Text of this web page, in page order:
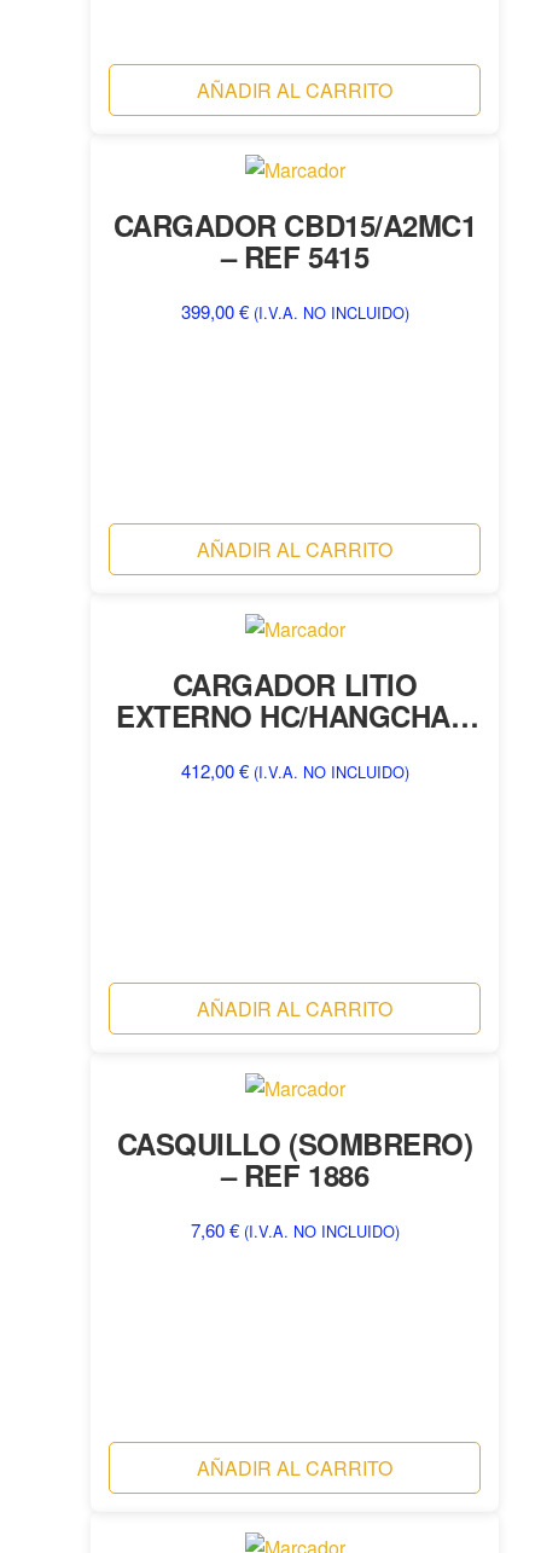
AÑADIR AL CARRITO
CARGADOR CBD15/A2MC1
– REF 5415
399,00€ (I.V.A. NO INCLUIDO)
AÑADIR AL CARRITO
CARGADOR LITIO
EXTERNO HC/HANGCHA –
412,00€ (I.V.A. NO INCLUIDO)
AÑADIR AL CARRITO
CASQUILLO (SOMBRERO)
– REF 1886
7,60€ (I.V.A. NO INCLUIDO)
AÑADIR AL CARRITO